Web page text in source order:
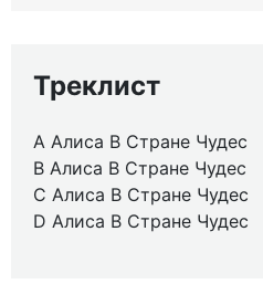
Треклист
A Алиса В Стране Чудес
B Алиса В Стране Чудес
C Алиса В Стране Чудес
D Алиса В Стране Чудес